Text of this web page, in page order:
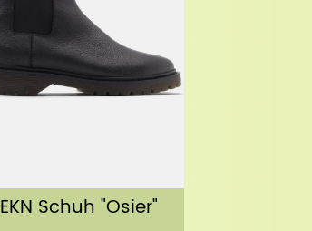
EKN Schuh "Osier"